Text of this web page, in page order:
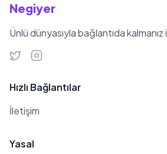
Negiyer
Ünlü dünyasıyla bağlantıda
Hızlı Bağlantılar
İletişim
Yasal